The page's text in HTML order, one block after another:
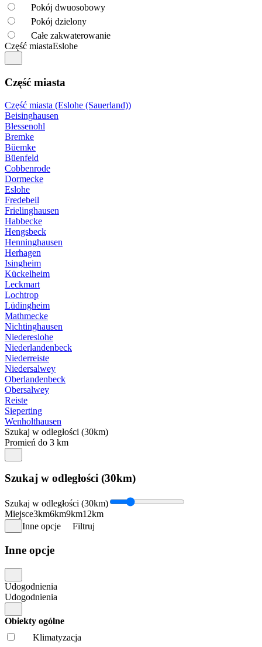
Pokój dwuosobowy
Pokój dzielony
Całe zakwaterowanie
Część miastaEslohe
Część miasta
Część miasta (Eslohe (Sauerland))
Beisinghausen
Blessenohl
Bremke
Büemke
Büenfeld
Cobbenrode
Dormecke
Eslohe
Fredebeil
Frielinghausen
Habbecke
Hengsbeck
Henninghausen
Herhagen
Isingheim
Kückelheim
Leckmart
Lochtrop
Lüdingheim
Mathmecke
Nichtinghausen
Niedereslohe
Niederlandenbeck
Niederreiste
Niedersalwey
Oberlandenbeck
Obersalwey
Reiste
Sieperting
Wenholthausen
Szukaj w odległości (30km)
Promień do 3 km
Szukaj w odległości (30km)
Szukaj w odległości (30km)
Miejsce3km6km9km12km
Inne opcje
Filtruj
Inne opcje
Udogodnienia
Udogodnienia
Obiekty ogólne
Klimatyzacja